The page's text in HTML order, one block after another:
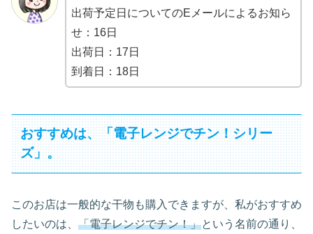
出荷予定日についてのEメールによるお知ら
せ：16日
出荷日：17日
到着日：18日
おすすめは、「電子レンジでチン！シリー
ズ」。
このお店は一般的な干物も購入できますが、私がおすすめ
したいのは、 「電子レンジでチン！」という名前の通り、